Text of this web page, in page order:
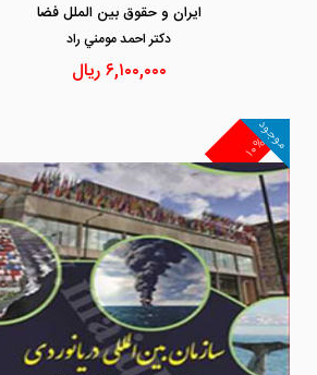
ایران و حقوق بین الملل فضا
دكتر احمد مومني راد
۶,۱۰۰,۰۰۰ریال
۱۰%
موجود